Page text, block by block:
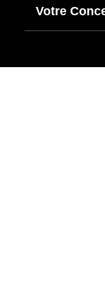
Votre